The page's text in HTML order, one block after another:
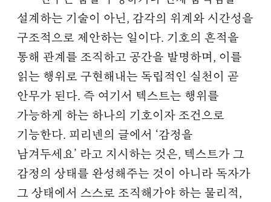
설계하는 기술이 아닌, 감각의 위계와 시간성을
구조적으로 제안하는 일이다. 기호의 흔적을
통해 관계를 조직하고 공간을 발명하며, 이를
읽는 행위로 구현해내는 독립적인 실천이 곧
안무가 된다. 즉 여기서 텍스트는 행위를
가능하게 하는 하나의 기호이자 조건으로
기능한다. 피리넨의 글에서 ‘감정을
남겨두세요’ 라고 지시하는 것은, 텍스트가 그
감정의 상태를 완성해주는 것이 아니라 독자가
그 상태에서 스스로 조직해가야 하는 물리적,